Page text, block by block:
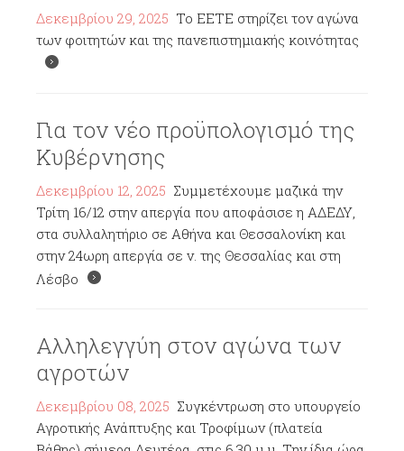
Δεκεμβρίου 29, 2025 Το ΕΕΤΕ στηρίζει τον αγώνα
των φοιτητών και της πανεπιστημιακής κοινότητας
Για τον νέο προϋπολογισμό της
Κυβέρνησης
Δεκεμβρίου 12, 2025 Συμμετέχουμε μαζικά την
Τρίτη 16/12 στην απεργία που αποφάσισε η ΑΔΕΔΥ,
στα συλλαλητήριο σε Αθήνα και Θεσσαλονίκη και
στην 24ωρη απεργία σε ν. της Θεσσαλίας και στη
Λέσβο
Αλληλεγγύη στον αγώνα των
αγροτών
Δεκεμβρίου 08, 2025 Συγκέντρωση στο υπουργείο
Αγροτικής Ανάπτυξης και Τροφίμων (πλατεία